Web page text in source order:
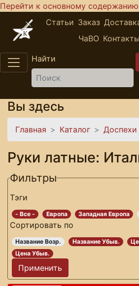
Перейти к основному содержанию
Статьи Заказ
ЧаВО Контакты
Найти
Вы здесь
Главная Каталог Доспехи
Руки латные:
Фильтры
Тэги
- Все - Европа Западная Европа
Сортировать по
Название Возр. Название Убыв.
Цена Убыв.